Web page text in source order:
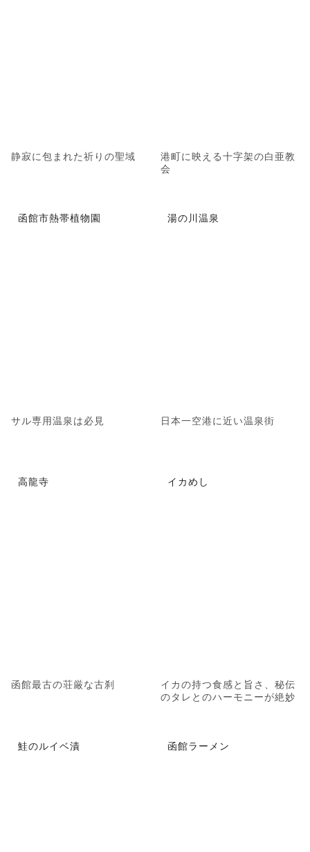
静寂に包まれた祈りの聖域
港町に映える十字架の白亜教
会
函館市熱帯植物園
サル専用温泉は必見
湯の川温泉
日本一空港に近い温泉街
高龍寺
函館最古の荘厳な古刹
イカめし
イカの持つ食感と旨さ、秘伝
のタレとのハーモニーが絶妙
鮭のルイベ漬 函館ラーメン